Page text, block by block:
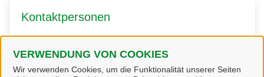
VERWENDUNG VON COOKIES
Wir verwenden Cookies, um die Funktionalität unserer Seiten
Kontaktpersonen
Frau Silke Rieth